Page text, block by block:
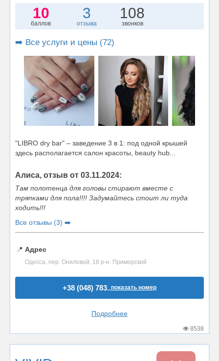
10
баллов
3
отзыва
108
звонков
➡️ Все услуги и цены (72)
"LIBRO dry bar" – заведение 3 в 1: под одной крышей
здесь располагается салон красоты, beauty hub...
Алиса, отзыв от 03.11.2024:
Там полотенца для головы стирают вместе с
тряпками для пола!!!! Задумайтесь стоит ли туда
ходить!!!
Все отзывы (3) ➡️
📍 Адрес
Одесса, пер. Ониловой, 18 р-н. Приморский
+38 (048) 783..показать номер
Подробнее
8538